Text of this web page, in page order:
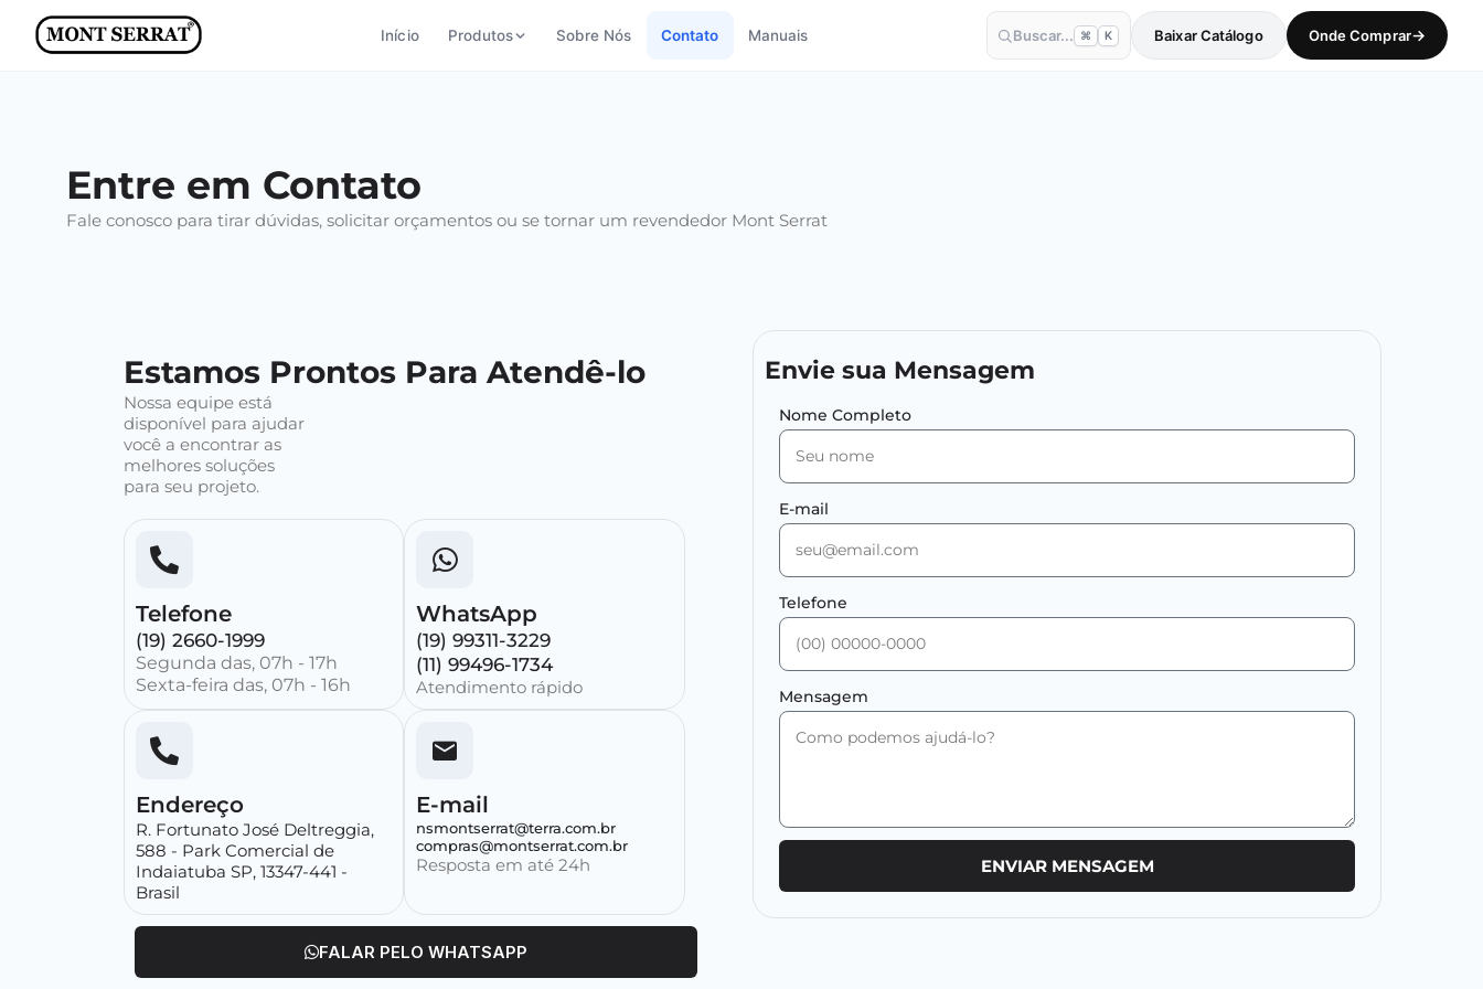
para
Entre em Contato
Fale conosco para tirar dúvidas, solicitar orçamentos ou se tornar um revendedor Mont Serrat
Estamos Prontos Para Atendê-lo
Nossa equipe está
disponível para ajudar
você a encontrar as
melhores soluções
para seu projeto.
Telefone
(19) 2660-1999
Segunda das, 07h - 17h
Sexta-feira das, 07h - 16h
WhatsApp
(19) 99311-3229
(11) 99496-1734
Atendimento rápido
Endereço
R. Fortunato José Deltreggia,
588 - Park Comercial de
Indaiatuba SP, 13347-441 -
Brasil
E-mail
nsmontserrat@terra.com.br
compras@montserrat.com.br
Resposta em até 24h
FALAR PELO WHATSAPP
Envie sua Mensagem
Nome Completo
E-mail
Telefone
Mensagem
ENVIAR MENSAGEM
Início Produtos Sobre Nós Contato Manuais Buscar... ⌘ K Baixar Catálogo Onde Comprar→